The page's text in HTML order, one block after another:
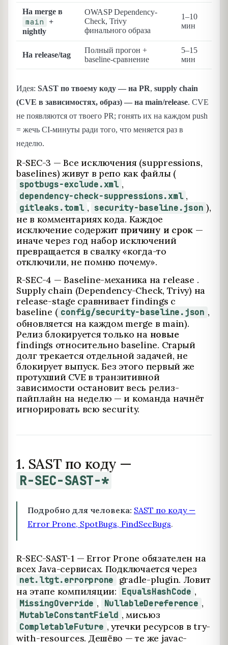
На merge в
main
+
nightly
OWASP Dependency-
Check, Trivy
финального образа
1–10
мин
На release/tag
Полный прогон +
baseline-сравнение
5–15
мин
Идея: SAST по твоему коду — на PR, supply chain
(CVE в зависимостях, образ) — на main/release. CVE
не появляются от твоего PR; гонять их на каждом push
= жечь CI-минуты ради того, что меняется раз в
неделю.
R-SEC-3 — Все исключения (suppressions,
baselines) живут в репо как файлы (
spotbugs-exclude.xml ,
dependency-check-suppressions.xml ,
gitleaks.toml , security-baseline.json ),
не в комментариях кода. Каждое
исключение содержит причину и срок —
иначе через год набор исключений
превращается в свалку «когда-то
отключили, не помню почему».
R-SEC-4 — Baseline-механика на release .
Supply chain (Dependency-Check, Trivy) на
release-stage сравнивает findings с
baseline ( config/security-baseline.json ,
обновляется на каждом merge в main).
Релиз блокируется только на новые
findings относительно baseline. Старый
долг трекается отдельной задачей, не
блокирует выпуск. Без этого первый же
протухший CVE в транзитивной
зависимости остановит весь релиз-
пайплайн на неделю — и команда начнёт
игнорировать всю security.
1. SAST по коду —
R-SEC-SAST-*
Подробно для человека: SAST по коду —
Error Prone, SpotBugs, FindSecBugs.
R-SEC-SAST-1 — Error Prone обязателен на
всех Java-сервисах. Подключается через
net.ltgt.errorprone
gradle-plugin. Ловит
на этапе компиляции: EqualsHashCode ,
MissingOverride , NullableDereference ,
MutableConstantField , мисьюз
CompletableFuture , утечки ресурсов в try-
with-resources. Дешёво — те же javac-